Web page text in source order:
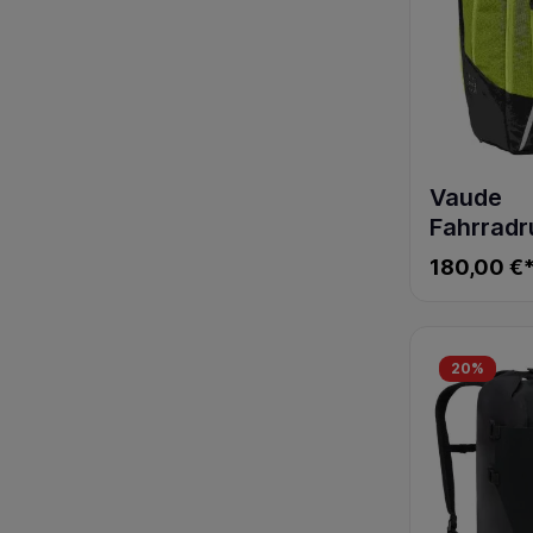
Vaude
Cycle 28
180,00 €*
20%